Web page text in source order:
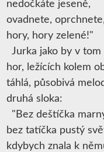
nedočkáte jeseně,
ovadnete, oprchnete,
hory, hory zelené!"
Jurka jako by v
hor, ležících kolem
táhlá, působivá
druhá sloka:
"Bez deštíčka
bez tatíčka pustý
kdybych znala k